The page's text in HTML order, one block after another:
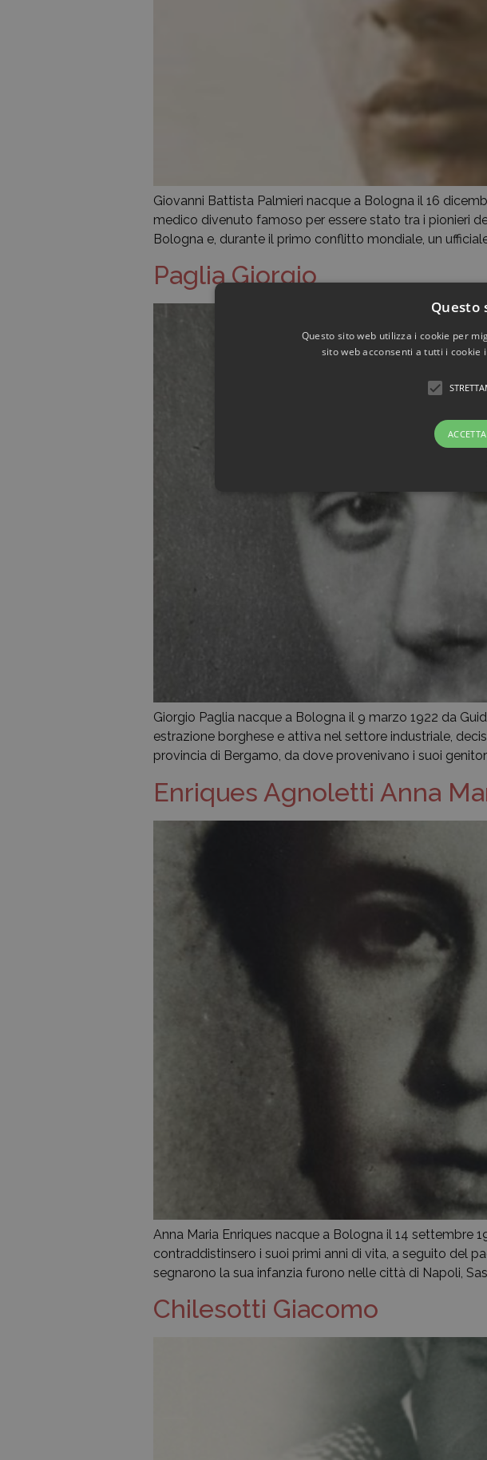
Giovanni Battista Palmieri nacque a Bologna il 16
medico divenuto famoso per essere stato tra i pionieri
Bologna e, durante il primo conflitto mondiale, un
Paglia Giorgio
Giorgio Paglia nacque a Bologna il 9 marzo 1922 da
estrazione borghese e attiva nel settore industriale,
provincia di Bergamo, da dove provenivano i suoi
Enriques Agnoletti Anna
Anna Maria Enriques nacque a Bologna il 14 settembre
contraddistinsero i suoi primi anni di vita, a seguito del
segnarono la sua infanzia furono nelle città di Napoli,
Chilesotti Giacomo
Questo
Questo sito web utilizza i cookie per
sito web acconsenti a tutti i